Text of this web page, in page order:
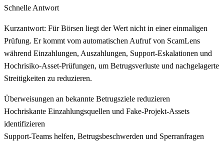
Schnelle Antwort
Kurzantwort: Für Börsen liegt der Wert nicht in einer einmaligen
Prüfung. Er kommt vom automatischen Aufruf von ScamLens
während Einzahlungen, Auszahlungen, Support-Eskalationen und
Hochrisiko-Asset-Prüfungen, um Betrugsverluste und nachgelagerte
Streitigkeiten zu reduzieren.
Überweisungen an bekannte Betrugsziele reduzieren
Hochriskante Einzahlungsquellen und Fake-Projekt-Assets
identifizieren
Support-Teams helfen, Betrugsbeschwerden und Sperranfragen